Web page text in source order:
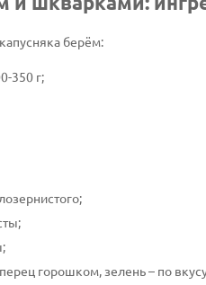
берём:
350 г;
горошком, зелень – по